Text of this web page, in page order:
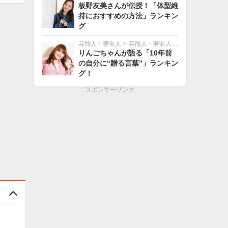
板野友美さんが伝授！「体型維
持におすすめの方法」ランキン
グ
芸能人・著名人 > 芸能人・著名人その他
りんごちゃんが語る「10年前
の自分に“贈る言葉”」ランキン
グ！
スポンサーリンク